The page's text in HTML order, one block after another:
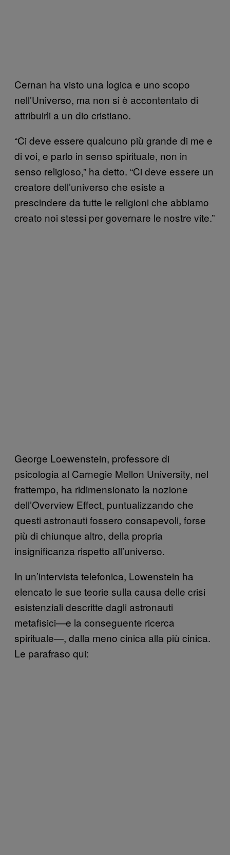
Cernan ha visto una logica e uno scopo
nell’Universo, ma non si è accontentato di
attribuirli a un dio cristiano.
“Ci deve essere qualcuno più grande di me e
di voi, e parlo in senso spirituale, non in
senso religioso,” ha detto. “Ci deve essere un
creatore dell’universo che esiste a
prescindere da tutte le religioni che abbiamo
creato noi stessi per governare le nostre vite.”
George Loewenstein, professore di
psicologia al Carnegie Mellon University, nel
frattempo, ha ridimensionato la nozione
dell’Overview Effect, puntualizzando che
questi astronauti fossero consapevoli, forse
più di chiunque altro, della propria
insignificanza rispetto all’universo.
In un’intervista telefonica, Lowenstein ha
elencato le sue teorie sulla causa delle crisi
esistenziali descritte dagli astronauti
metafisici—e la conseguente ricerca
spirituale—, dalla meno cinica alla più cinica.
Le parafraso qui: